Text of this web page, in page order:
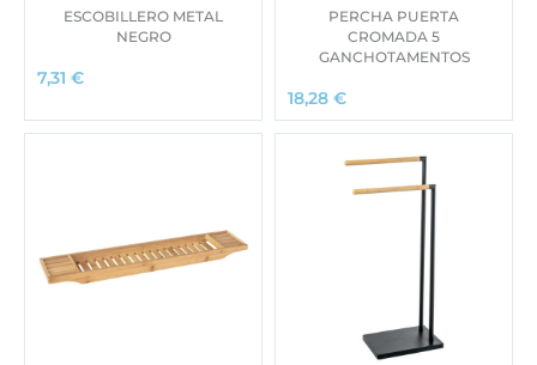
ESCOBILLERO METAL
NEGRO
7,31 €
PERCHA PUERTA
CROMADA 5
GANCHOTAMENTOS
18,28 €